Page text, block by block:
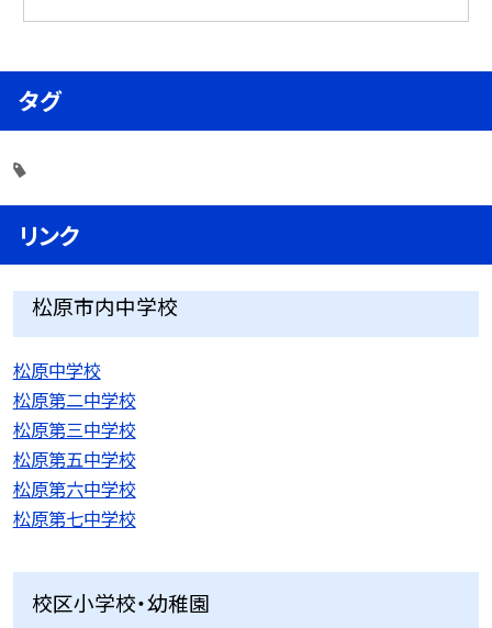
タグ
リンク
松原市内中学校
松原中学校
松原第二中学校
松原第三中学校
松原第五中学校
松原第六中学校
松原第七中学校
校区小学校・幼稚園